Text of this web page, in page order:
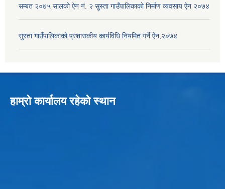
सम्बत २०७५ सालको ऐन नं. २ सुस्ता गाउँपालिकाको निर्माण व्यवसाय ऐन २०७४
सुस्ता गाउँपालिकाको प्रशासकीय कार्यविधि नियमित गर्ने ऐन,२०७४
हाम्रो कार्यालय रहेको स्थान